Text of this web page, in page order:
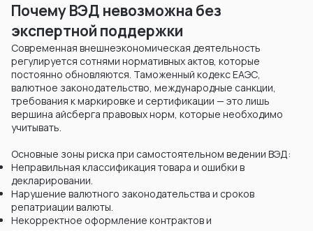
Почему ВЭД невозможна без
экспертной поддержки
Современная внешнеэкономическая деятельность
регулируется сотнями нормативных актов, которые
постоянно обновляются. Таможенный кодекс ЕАЭС,
валютное законодательство, международные санкции,
требования к маркировке и сертификации — это лишь
вершина айсберга правовых норм, которые необходимо
учитывать.
Основные зоны риска при самостоятельном ведении ВЭД:
Неправильная классификация товара и ошибки в
декларировании.
Нарушение валютного законодательства и сроков
репатриации валюты.
Некорректное оформление контрактов и